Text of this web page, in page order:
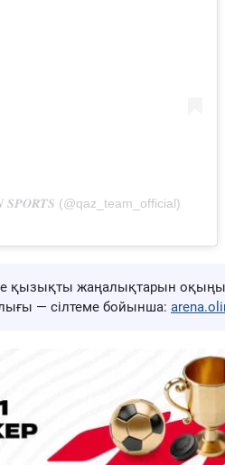
(@qaz_team_official)
қызықты жаңалықтарын
— сілтеме бойынша: